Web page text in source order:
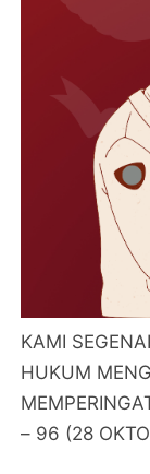
KAMI
HUKUM
– 96 (28